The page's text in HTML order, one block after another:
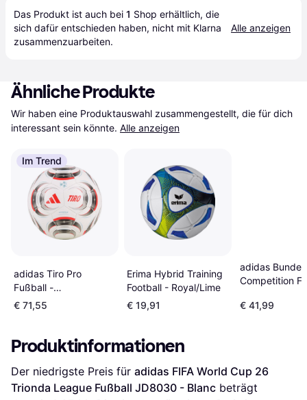
Das Produkt ist auch bei 1 Shop erhältlich, die
sich dafür entschieden haben, nicht mit Klarna
zusammenzuarbeiten.
Alle anzeigen
Ähnliche Produkte
Wir haben eine Produktauswahl zusammengestellt, die für dich
interessant sein könnte. Alle anzeigen
Im Trend
adidas Tiro Pro
Fußball -
Weiß/Schwarz/Rot
€ 71,55
Erima Hybrid Training
Football - Royal/Lime
€ 19,91
adidas
Competition
€ 41,99
Produktinformationen
Der niedrigste Preis für adidas FIFA World Cup 26
Trionda League Fußball JD8030 - Blanc beträgt